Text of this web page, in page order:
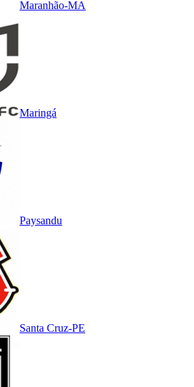
Maranhão-MA
Maringá
Paysandu
Santa Cruz-PE